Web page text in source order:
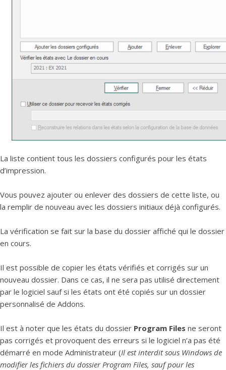
La liste contient tous les dossiers configurés pour les états
d’impression.
Vous pouvez ajouter ou enlever des dossiers de cette liste, ou
la remplir de nouveau avec les dossiers initiaux déjà configurés.
La vérification se fait sur la base du dossier affiché qui le dossier
en cours.
Il est possible de copier les états vérifiés et corrigés sur un
nouveau dossier. Dans ce cas, il ne sera pas utilisé directement
par le logiciel sauf si les états ont été copiés sur un dossier
personnalisé de Addons.
Il est à noter que les états du dossier Program Files ne seront
pas corrigés et provoquent des erreurs si le logiciel n’a pas été
démarré en mode Administrateur (Il est interdit sous Windows de
modifier les fichiers du dossier Program Files, sauf pour les